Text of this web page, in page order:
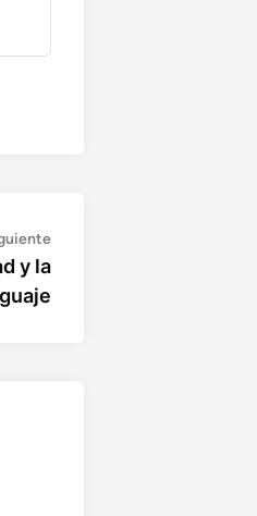
Artículo
siguiente:
y la